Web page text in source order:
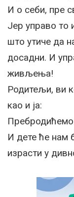
И о себи, пре
Јер управо то
што утиче да
досадни. И
живљења!
Родитељи, ви
као и ја:
Пребродићемо
И дете ће нам
израсти у